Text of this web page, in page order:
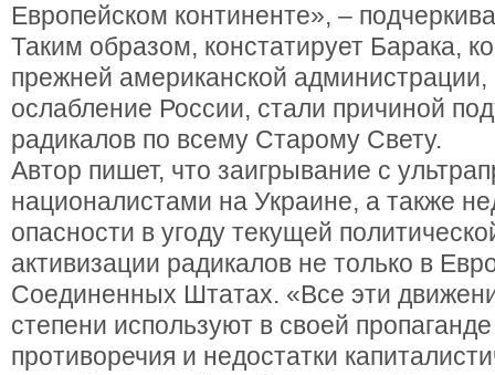
Европейском континенте», –
Таким образом, констатирует Барака,
прежней американской
ослабление России, стали причиной
радикалов по всему Старому Свету.
Автор пишет, что заигрывание с
националистами на Украине, а также
опасности в угоду текущей
активизации радикалов не только в
Соединенных Штатах. «Все эти
степени используют в своей
противоречия и недостатки